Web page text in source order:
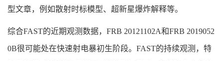
型文章，例如散射时标模型、超新星爆炸解释等。
综合FAST的近期观测数据，FRB 20121102A和FRB 2019052
0B很可能处在快速射电暴初生阶段。FAST的持续观测，特